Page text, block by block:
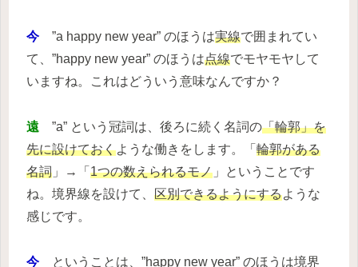
今 ”a happy new year” のほうは実線で囲まれてい
て、”happy new year” のほうは点線でモヤモヤして
いますね。これはどういう意味なんですか？
遠 ”a” という冠詞は、後ろに続く名詞の「輪郭」を
先に設けておくような働きをします。「 輪郭がある
名詞 」→「 1つの数えられるモノ 」ということです
ね。境界線を設けて、 区別できるようにするような
感じです。
今 ということは、”happy new year” のほうは境界